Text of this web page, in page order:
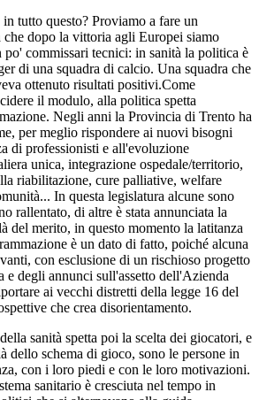
tutto questo? Proviamo a fare un
che dopo la vittoria agli Europei siamo
po' commissari tecnici: in sanità la politica è
di una squadra di calcio. Una squadra che
ottenuto risultati positivi.Come
il modulo, alla politica spetta
Negli anni la Provincia di Trento ha
per meglio rispondere ai nuovi bisogni
di professionisti e all'evoluzione
unica, integrazione ospedale/territorio,
riabilitazione, cure palliative, welfare
In questa legislatura alcune sono
rallentato, di altre è stata annunciata la
del merito, in questo momento la latitanza
è un dato di fatto, poiché alcuna
con esclusione di un rischioso progetto
e degli annunci sull'assetto dell'Azienda
ai vecchi distretti della legge 16 del
che crea disorientamento.
sanità spetta poi la scelta dei giocatori, e
dello schema di gioco, sono le persone in
con i loro piedi e con le loro motivazioni.
sanitario è cresciuta nel tempo in